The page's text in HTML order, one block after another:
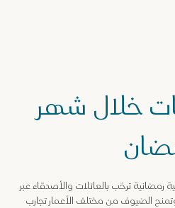
خلال شهر
رمضانية ترحّب بالعائلات والأصدقاء عبر
الضيوف من مختلف الأعمار تجارب